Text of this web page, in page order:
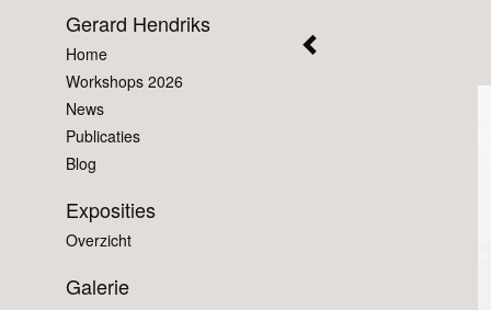
Gerard Hendriks
Home
Workshops 2026
News
Publicaties
Blog
Exposities
Overzicht
Galerie